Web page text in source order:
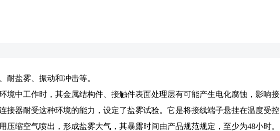
耐盐雾、振动和冲击等。
境中工作时，其金属结构件、接触件表面处理层有可能产生电化腐蚀，影响接
接器耐受这种环境的能力，设定了盐雾试验。它是将接线端子悬挂在温度受控
压缩空气喷出，形成盐雾大气，其暴露时间由产品规范规定，至少为48小时。